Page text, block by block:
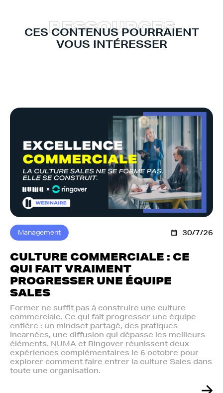
CES CONTENUS POURRAIENT
VOUS INTÉRESSER
RESSOURCES
Management 30/7/26
CULTURE COMMERCIALE : CE
QUI FAIT VRAIMENT
PROGRESSER UNE ÉQUIPE
SALES
Former ne suffit pas à construire une culture
commerciale. Ce qui fait progresser une équipe
entière : un mindset partagé, des pratiques
incarnées, une diffusion qui dépasse les meilleurs
éléments. NUMA et Ringover réunissent deux
expériences complémentaires le 6 octobre pour
explorer comment faire entrer la culture Sales dans
toute une organisation.